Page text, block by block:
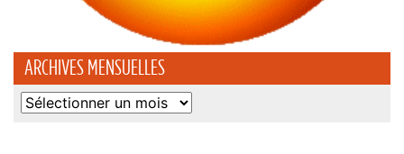
ARCHIVES MENSUELLES
Archives